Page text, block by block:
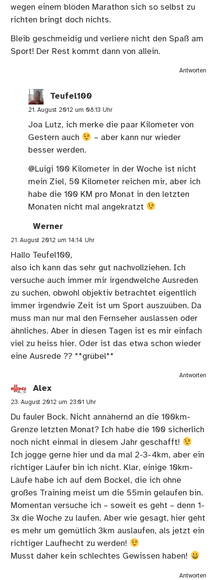
wegen einem blöden Marathon sich so selbst zu
richten bringt doch nichts.
Bleib geschmeidig und verliere nicht den Spaß am
Sport! Der Rest kommt dann von allein.
Antworten
Teufel100
21. August 2012 um 08:13 Uhr
Joa Lutz, ich merke die paar Kilometer von
Gestern auch
– aber kann nur wieder
besser werden.
@Luigi 100 Kilometer in der Woche ist nicht
mein Ziel, 50 Kilometer reichen mir, aber ich
habe die 100 KM pro Monat in den letzten
Monaten nicht mal angekratzt
Werner
21. August 2012 um 14:14 Uhr
Hallo Teufel100,
also ich kann das sehr gut nachvollziehen. Ich
versuche auch immer mir irgendwelche Ausreden
zu suchen, obwohl objektiv betrachtet eigentlich
immer irgendwie Zeit ist um Sport auszuüben. Da
muss man nur mal den Fernseher auslassen oder
ähnliches. Aber in diesen Tagen ist es mir einfach
viel zu heiss hier. Oder ist das etwa schon wieder
eine Ausrede ?? **grübel**
Antworten
Alex
23. August 2012 um 23:01 Uhr
Du fauler Bock. Nicht annähernd an die 100km-
Grenze letzten Monat? Ich habe die 100 sicherlich
noch nicht einmal in diesem Jahr geschafft!
Ich jogge gerne hier und da mal 2-3-4km, aber ein
richtiger Läufer bin ich nicht. Klar, einige 10km-
Läufe habe ich auf dem Bockel, die ich ohne
großes Training meist um die 55min gelaufen bin.
Momentan versuche ich – soweit es geht – denn 1-
3x die Woche zu laufen. Aber wie gesagt, hier geht
es mehr um gemütlich 3km auslaufen, als jetzt ein
richtiger Laufhecht zu werden!
Musst daher kein schlechtes Gewissen haben!
Antworten